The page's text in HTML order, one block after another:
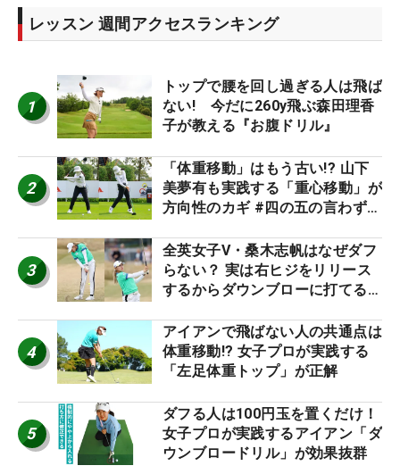
レッスン 週間アクセスランキング
1
トップで腰を回し過ぎる人は飛ば
ない! 今だに260y飛ぶ森田理香
子が教える『お腹ドリル』
2
「体重移動」はもう古い!? 山下
美夢有も実践する「重心移動」が
方向性のカギ #四の五の言わず振
3
全英女子V・桑木志帆はなぜダフ
らない？ 実は右ヒジをリリース
するからダウンブローに打てる #
4
アイアンで飛ばない人の共通点は
体重移動!? 女子プロが実践する
「左足体重トップ」が正解
5
ダフる人は100円玉を置くだけ！
女子プロが実践するアイアン「ダ
ウンブロードリル」が効果抜群